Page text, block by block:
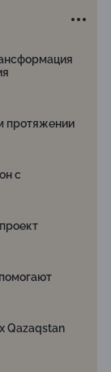
протяжении
с
Qazaqstan